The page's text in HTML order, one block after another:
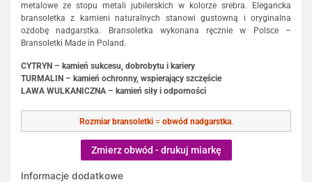
metalowe ze stopu metali jubilerskich w kolorze srebra. Elegancka
bransoletka z kamieni naturalnych stanowi gustowną i oryginalna
ozdobę nadgarstka. Bransoletka wykonana ręcznie w Polsce –
Bransoletki Made in Poland.
CYTRYN – kamień sukcesu, dobrobytu i kariery
TURMALIN – kamień ochronny, wspierający szczęście
LAWA WULKANICZNA – kamień siły i odporności
Rozmiar bransoletki= obwód nadgarstka.
Zmierz obwód - drukuj miarkę
Informacje dodatkowe